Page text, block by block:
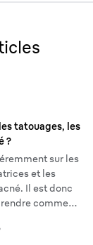
tatouages, les
?
sur les
et les
Il est donc
comment
vous